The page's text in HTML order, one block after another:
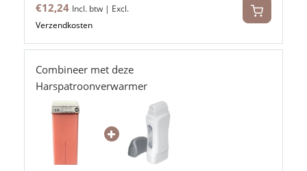
€12,24 Incl. btw | Excl.
Verzendkosten
Combineer met deze
Harspatroonverwarmer